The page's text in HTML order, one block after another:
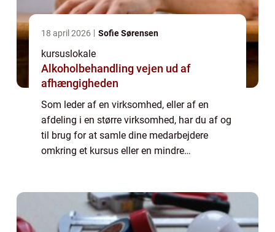
18 april 2026 Sofie Sørensen
kursuslokale
Alkoholbehandling vejen ud af
afhængigheden
Som leder af en virksomhed, eller af en
afdeling i en større virksomhed, har du af og
til brug for at samle dine medarbejdere
omkring et kursus eller en mindre
virksomhedens struk...